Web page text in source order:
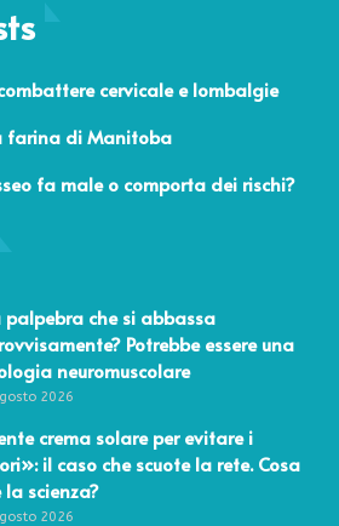
cervicale e lombalgie
farina di Manitoba
fa male o comporta dei rischi?
palpebra che si abbassa
Potrebbe essere una
neuromuscolare
2026
crema solare per evitare i
il caso che scuote la rete. Cosa
la scienza?
2026